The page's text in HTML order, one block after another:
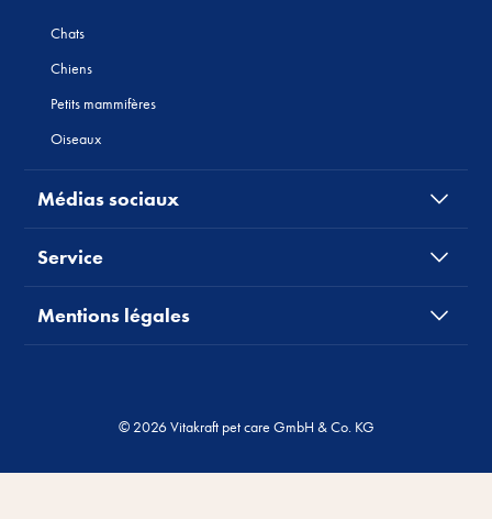
Chats
Chiens
Petits mammifères
Oiseaux
Médias sociaux
Service
Mentions légales
© 2026 Vitakraft pet care GmbH & Co. KG